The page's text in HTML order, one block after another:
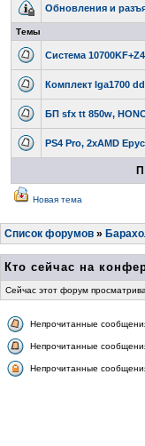
Обновления и
Темы
Система
Комплект lga1700
БП sfx tt 850w,
PS4 Pro, 2xAMD
Новая тема
Список форумов »
Кто сейчас на
Сейчас этот форум
Непрочитанные
Непрочитанные
Непрочитанные